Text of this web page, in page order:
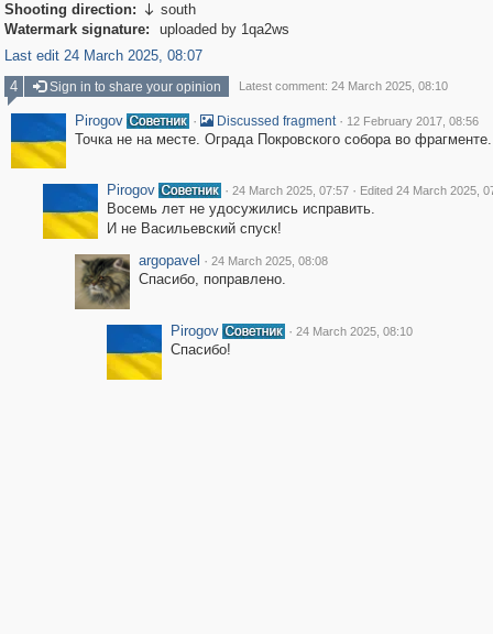
Shooting direction:  south
Watermark signature:
uploaded by 1qa2ws
Last edit 24 March 2025, 08:07
4
Sign in to share your opinion Latest comment: 24 March 2025, 08:10
Pirogov · Discussed fragment · 12 February 2017, 08:56
Точка не на месте. Ограда Покровского собора во фрагменте.
Pirogov · 24 March 2025, 07:57 · Edited 24 March 2025,
Восемь лет не удосужились исправить.
И не Васильевский спуск!
argopavel · 24 March 2025, 08:08
Спасибо, поправлено.
Pirogov · 24 March 2025, 08:10
Спасибо!